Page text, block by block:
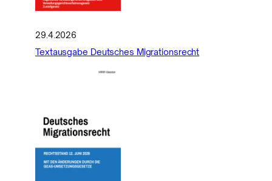
29.4.2026
Textausgabe Deutsches Migrationsrecht